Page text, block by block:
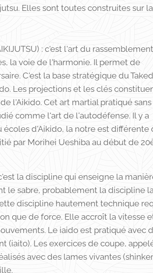
Elles sont toutes construites sur
: c'est l'art du
la voie de l'harmonie. Il permet de
C'est la base stratégique du
Les projections et les clés
l'Aikido. Cet art martial pratiqué
comme l'art de l'autodéfense. Il y a
écoles d'Aikido, la notre est différente
par Morihei Ueshiba au début de
la discipline qui enseigne la
le sabre, probablement la discipline
discipline hautement technique
que de force. Elle accroît la vitesse
Le iaido est pratiqué avec
(iaito). Les exercices de coupe,
avec des lames vivantes